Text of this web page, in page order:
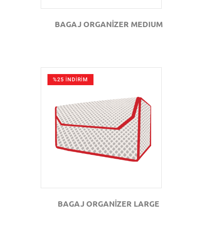
BAGAJ ORGANİZER MEDIUM
%25 İNDİRİM
GÖZAT
BAGAJ ORGANİZER LARGE